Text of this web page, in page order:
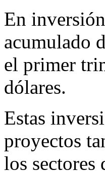
En
acumulado
el primer
dólares.
Estas
proyectos
los